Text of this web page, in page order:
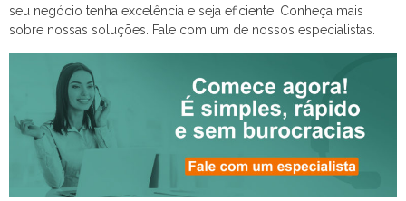
seu negócio tenha excelência e seja eficiente. Conheça mais
sobre nossas soluções. Fale com um de nossos especialistas.